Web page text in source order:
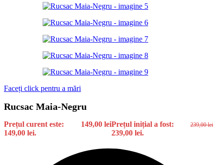
Faceți click pentru a mări
Rucsac Maia-Negru
239,00lei
Prețul inițial a fost:
239,00 lei.
149,00 lei
Prețul curent este:
149,00 lei.